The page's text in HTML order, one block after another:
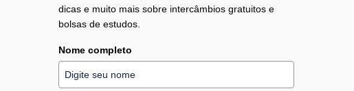
dicas e muito mais sobre intercâmbios gratuitos e
bolsas de estudos.
Nome completo